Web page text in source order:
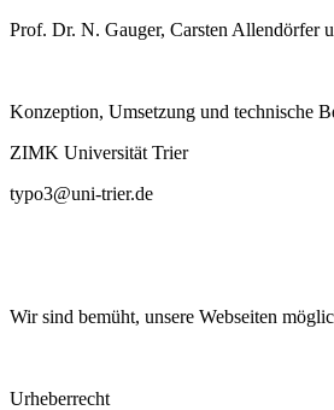
Prof. Dr. N. Gauger, Carsten Allendörfer
Konzeption, Umsetzung und technische
ZIMK Universität Trier
typo3@uni-trier.de
Wir sind bemüht, unsere Webseiten
Urheberrecht